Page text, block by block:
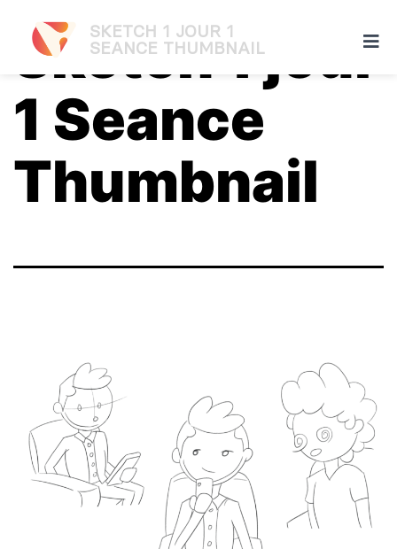
SKETCH 1 JOUR 1
SEANCE THUMBNAIL
Sketch 1 jour
1 Seance
Thumbnail